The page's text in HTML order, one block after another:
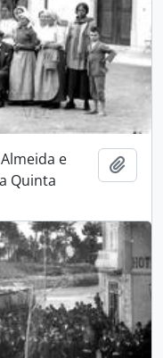
e
Quinta